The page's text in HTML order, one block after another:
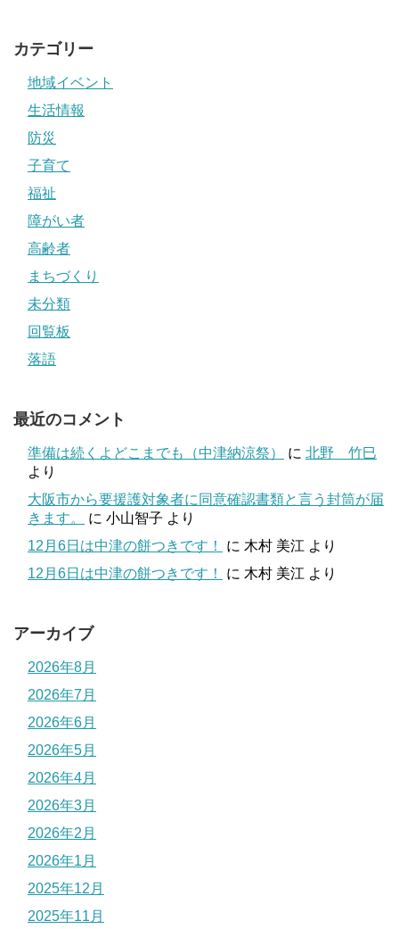
カテゴリー
地域イベント
生活情報
防災
子育て
福祉
障がい者
高齢者
まちづくり
未分類
回覧板
落語
最近のコメント
準備は続くよどこまでも（中津納涼祭） に 北野 竹巳
より
大阪市から要援護対象者に同意確認書類と言う封筒が届
きます。
に 小山智子 より
12月6日は中津の餅つきです！
に 木村 美江 より
12月6日は中津の餅つきです！
に 木村 美江 より
アーカイブ
2026年8月
2026年7月
2026年6月
2026年5月
2026年4月
2026年3月
2026年2月
2026年1月
2025年12月
2025年11月